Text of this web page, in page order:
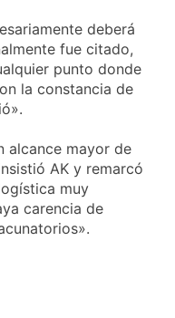
deberá
fue citado,
punto donde
la constancia de
alcance mayor de
AK y remarcó
muy
carencia de